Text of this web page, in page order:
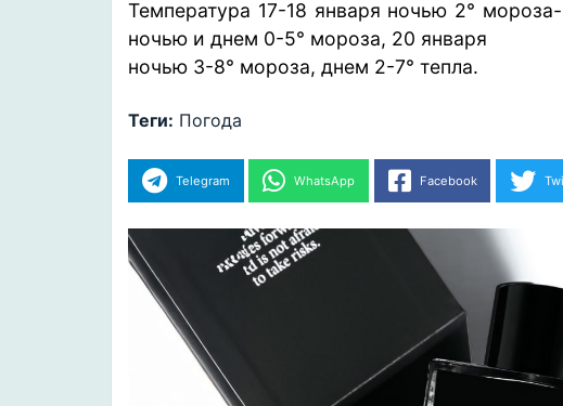
Температура 17-18 января ночью 2°
ночью и днем 0-5° мороза, 20 января
ночью 3-8° мороза, днем 2-7° тепла.
Теги: Погода
Telegram WhatsApp Facebook